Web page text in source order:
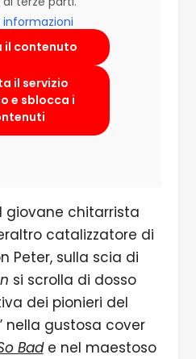
informazioni
il contenuto
il servizio
e sblocca i
giovane chitarrista
catalizzatore di
Peter, sulla scia di
si scrolla di dosso
dei pionieri del
nella gustosa cover
Bad e nel maestoso